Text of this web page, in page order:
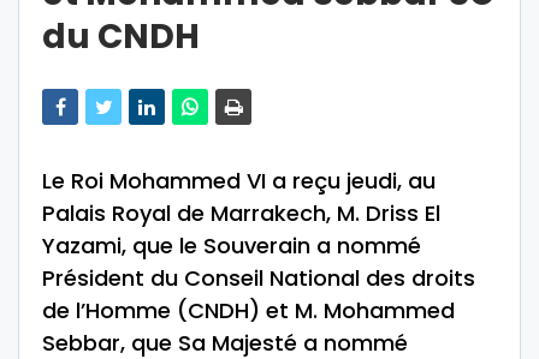
du CNDH
Le Roi Mohammed VI a reçu jeudi, au
Palais Royal de Marrakech, M. Driss El
Yazami, que le Souverain a nommé
Président du Conseil National des droits
de l’Homme (CNDH) et M. Mohammed
Sebbar, que Sa Majesté a nommé